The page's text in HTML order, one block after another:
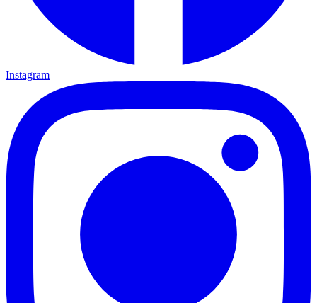
Instagram